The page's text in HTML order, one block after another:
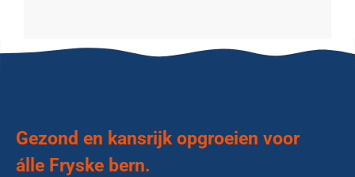
Gezond en kansrijk opgroeien voor
álle Fryske bern.